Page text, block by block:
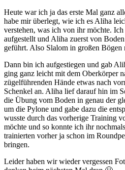
Heute war ich ja das erste Mal ganz
habe mir überlegt, wie ich es Aliha
verstehen, was ich von ihr möchte.
aufgestellt und Aliha zuerst von
geführt. Also Slalom in großen Bögen
Dann bin ich aufgestiegen und gab
ging ganz leicht mit dem Oberkörper
zügelführenden Hände etwas nach
Schenkel an. Aliha lief darauf hin im
die Übung vom Boden in genau der
um die Pylone und gabe dazu die
wusste durch das vorherige Training
möchte und so konnte ich ihr
trainierten vorher ja schon im
bringen.
Leider haben wir wieder vergessen